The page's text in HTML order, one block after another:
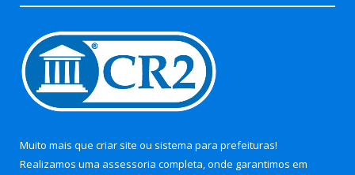
Muito mais que criar site ou sistema para prefeituras!
Realizamos uma assessoria completa, onde garantimos em